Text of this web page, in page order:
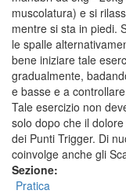
muscolatura) e si
mentre si sta in piedi.
le spalle
bene iniziare tale
gradualmente,
e basse e a
Tale esercizio non
solo dopo che il
dei Punti Trigger. Di
coinvolge anche gli
Sezione:
Pratica